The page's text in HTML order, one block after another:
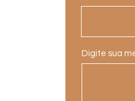
Digite sua